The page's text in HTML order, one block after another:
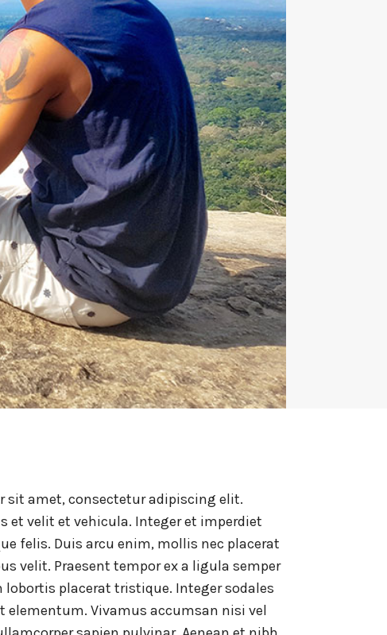
sit amet, consectetur adipiscing elit.
et velit et vehicula. Integer et imperdiet
felis. Duis arcu enim, mollis nec placerat
velit. Praesent tempor ex a ligula semper
lobortis placerat tristique. Integer sodales
elementum. Vivamus accumsan nisi vel